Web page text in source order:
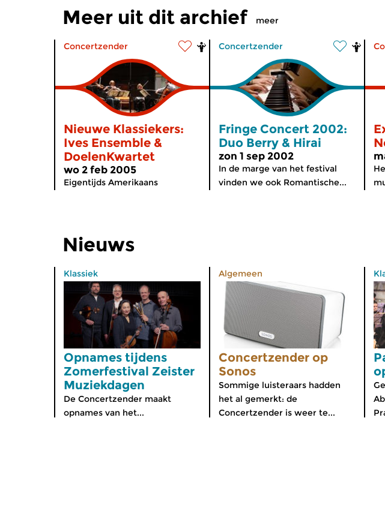
Meer uit dit archief meer
Concertzender
Nieuwe Klassiekers:
Ives Ensemble &
DoelenKwartet
wo 2 feb 2005
Eigentijds Amerikaans
Concertzender
Fringe Concert 2002:
Duo Berry & Hirai
zon 1 sep 2002
In de marge van het festival
vinden we ook Romantische...
Nieuws
Klassiek
Opnames tijdens
Zomerfestival Zeister
Muziekdagen
De Concertzender maakt
opnames van het...
Algemeen
Concertzender op
Sonos
Sommige luisteraars hadden
het al gemerkt: de
Concertzender is weer te...